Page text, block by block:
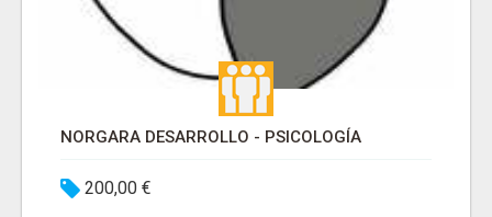
NORGARA DESARROLLO - PSICOLOGÍA
200,00 €